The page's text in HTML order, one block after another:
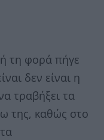
τη φορά πήγε
δεν είναι η
τραβήξει τα
της, καθώς στο